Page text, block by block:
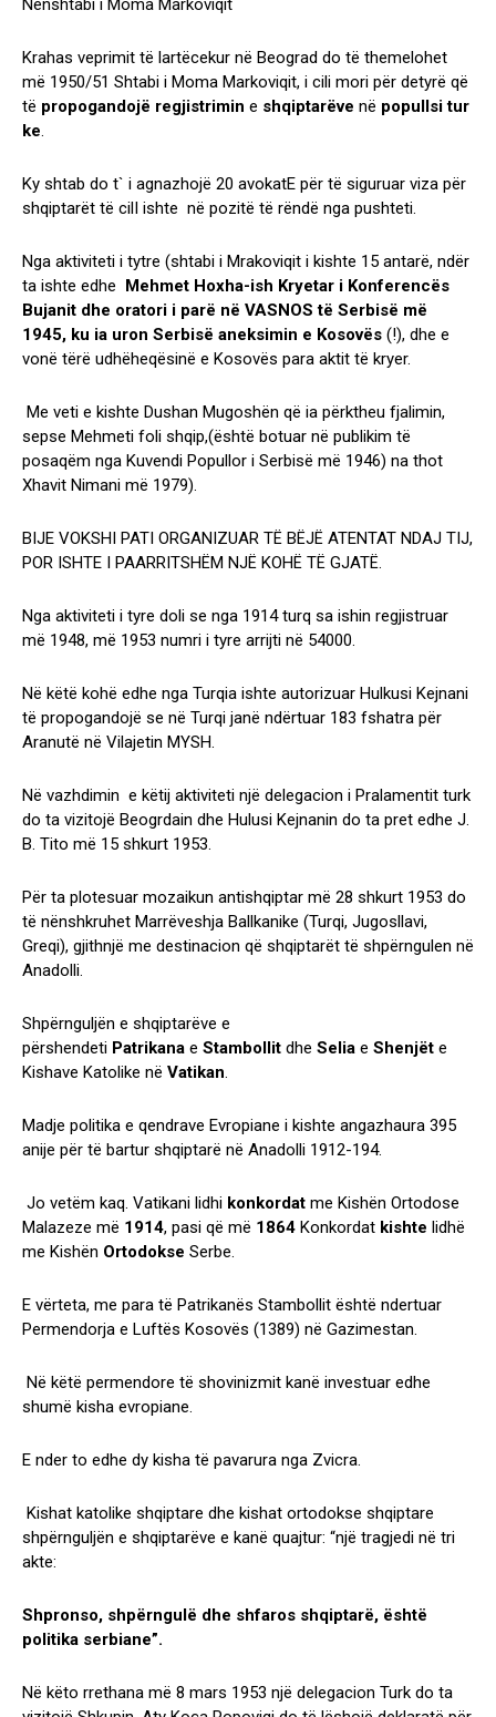
Nënshtabi i Moma Markoviqit
Krahas veprimit të lartëcekur në Beograd do të themelohet
më 1950/51 Shtabi i Moma Markoviqit, i cili mori për detyrë që
të propogandojë regjistrimin e shqiptarëve në popullsi tur
ke.
Ky shtab do t` i agnazhojë 20 avokatE për të siguruar viza për
shqiptarët të cilI ishte në pozitë të rëndë nga pushteti.
Nga aktiviteti i tytre (shtabi i Mrakoviqit i kishte 15 antarë, ndër
ta ishte edhe Mehmet Hoxha-ish Kryetar i Konferencës
Bujanit dhe oratori i parë në VASNOS të Serbisë më
1945, ku ia uron Serbisë aneksimin e Kosovës (!), dhe e
vonë tërë udhëheqësinë e Kosovës para aktit të kryer.
Me veti e kishte Dushan Mugoshën që ia përktheu fjalimin,
sepse Mehmeti foli shqip,(është botuar në publikim të
posaqëm nga Kuvendi Popullor i Serbisë më 1946) na thot
Xhavit Nimani më 1979).
BIJE VOKSHI PATI ORGANIZUAR TË BËJË ATENTAT NDAJ TIJ,
POR ISHTE I PAARRITSHËM NJË KOHË TË GJATË.
Nga aktiviteti i tyre doli se nga 1914 turq sa ishin regjistruar
më 1948, më 1953 numri i tyre arrijti në 54000.
Në këtë kohë edhe nga Turqia ishte autorizuar Hulkusi Kejnani
të propogandojë se në Turqi janë ndërtuar 183 fshatra për
Aranutë në Vilajetin MYSH.
Në vazhdimin e këtij aktiviteti një delegacion i Pralamentit turk
do ta vizitojë Beogrdain dhe Hulusi Kejnanin do ta pret edhe J.
B. Tito më 15 shkurt 1953.
Për ta plotesuar mozaikun antishqiptar më 28 shkurt 1953 do
të nënshkruhet Marrëveshja Ballkanike (Turqi, Jugosllavi,
Greqi), gjithnjë me destinacion që shqiptarët të shpërngulen në
Anadolli.
Shpërnguljën e shqiptarëve e
përshendeti Patrikana e Stambollit dhe Selia e Shenjët e
Kishave Katolike në Vatikan.
Madje politika e qendrave Evropiane i kishte angazhaura 395
anije për të bartur shqiptarë në Anadolli 1912-194.
Jo vetëm kaq. Vatikani lidhi konkordat me Kishën Ortodose
Malazeze më 1914, pasi që më 1864 Konkordat kishte lidhë
me Kishën Ortodokse Serbe.
E vërteta, me para të Patrikanës Stambollit është ndertuar
Permendorja e Luftës Kosovës (1389) në Gazimestan.
Në këtë permendore të shovinizmit kanë investuar edhe
shumë kisha evropiane.
E nder to edhe dy kisha të pavarura nga Zvicra.
Kishat katolike shqiptare dhe kishat ortodokse shqiptare
shpërnguljën e shqiptarëve e kanë quajtur: “një tragjedi në tri
akte:
Shpronso, shpërngulë dhe shfaros shqiptarë, është
politika serbiane”.
Në këto rrethana më 8 mars 1953 një delegacion Turk do ta